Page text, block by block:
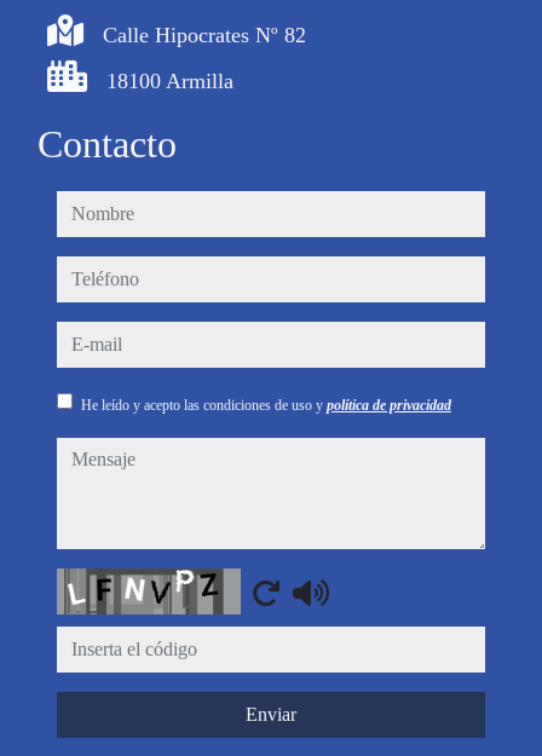
Calle Hipocrates Nº 82
18100 Armilla
Contacto
nombre
teléfono
e-mail
He leído y acepto las condiciones de uso y política de privacidad
mensaje
Captcha
Enviar